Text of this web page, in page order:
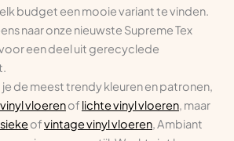
budget een mooie variant te vinden.
naar onze nieuwste Supreme Tex
een deel uit gerecyclede
de meest trendy kleuren en patronen,
vloerenof lichte vinyl vloeren, maar
ofvintage vinyl vloeren, Ambiant